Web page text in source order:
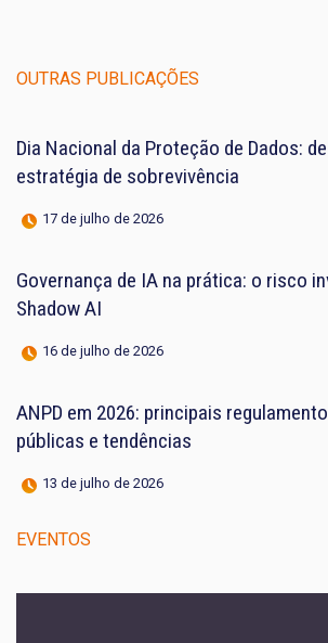
OUTRAS PUBLICAÇÕES
Dia Nacional da Proteção de Dados:
estratégia de sobrevivência
17 de julho de 2026
Governança de IA na prática: o risco
Shadow AI
16 de julho de 2026
ANPD em 2026: principais
públicas e tendências
13 de julho de 2026
EVENTOS